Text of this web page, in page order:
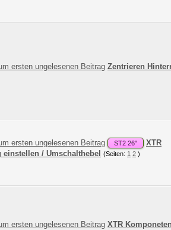
Zentrieren
ST2 26"
XTR
einstellen / Umschalthebel
(Seiten: 1 2 )
XTR